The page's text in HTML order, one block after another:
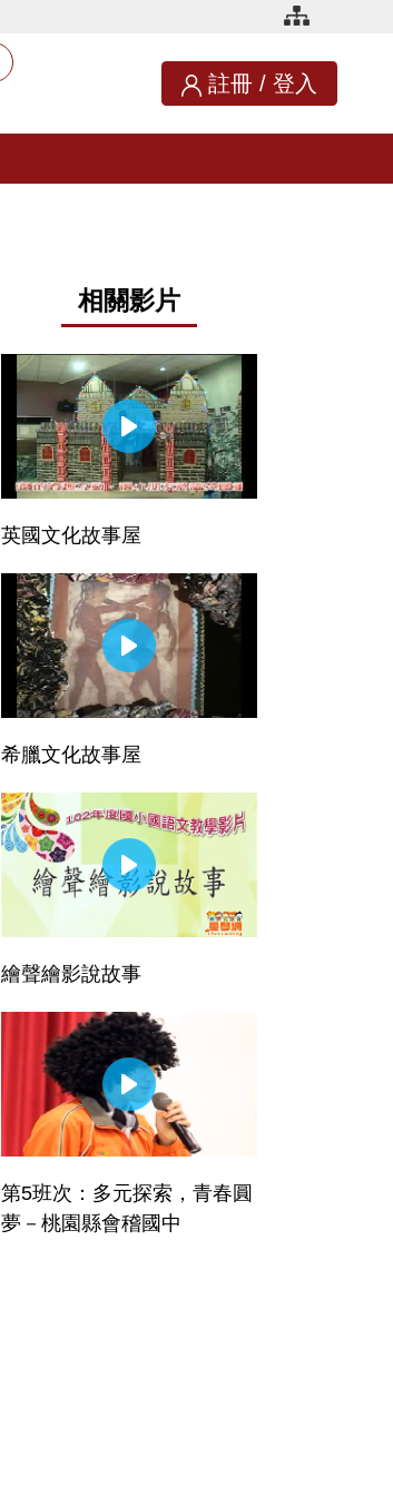
註冊 / 登入
相關影片
英國文化故事屋
希臘文化故事屋
繪聲繪影說故事
第5班次：多元探索，青春圓
夢－桃園縣會稽國中